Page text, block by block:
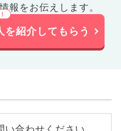
報をお伝えします。
を紹介してもらう